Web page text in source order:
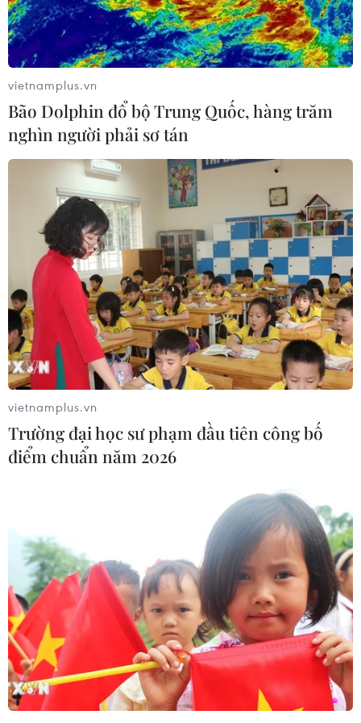
Cưỡng chế thu hồi đất thực hiện dự án
tiêu thoát nước phía Tây Hà Nội
17/09/2024 08:55
Tổng diện tích đất thu hồi trên địa bàn phường Quang
Trung, Hà Cầu, quận Hà Đông là 76.869m2; trong đó có
2.601,4m2 đất thuộc phường Hà Cầu với 268 hộ gia
đình, cá nhân và 7 tổ chức liên quan.
Vĩnh Phúc: Cưỡng chế thu hồi đất Dự án
Cụm Công nghiệp Trung Nguyên
vietnamplus.vn
Bão Dolphin đổ bộ Trung Quốc, hàng trăm
nghìn người phải sơ tán
vietnamplus.vn
Trường đại học sư phạm đầu tiên công bố
điểm chuẩn năm 2026